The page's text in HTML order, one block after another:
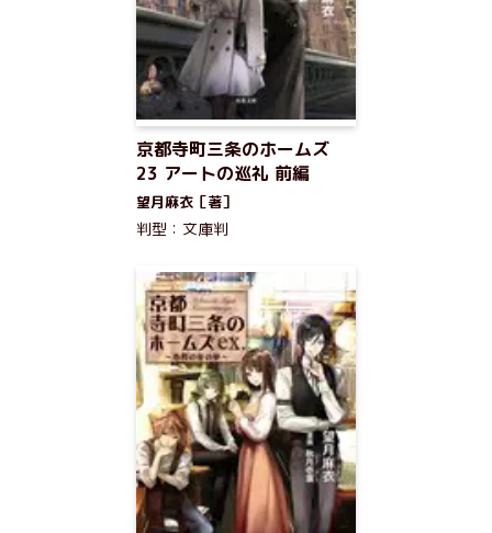
京都寺町三条のホームズ
23 アートの巡礼 前編
望月麻衣［著］
判型：文庫判